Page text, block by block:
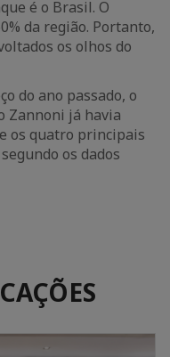
é o Brasil. O
da região. Portanto,
os olhos do
do ano passado, o
Zannoni já havia
os quatro principais
os dados